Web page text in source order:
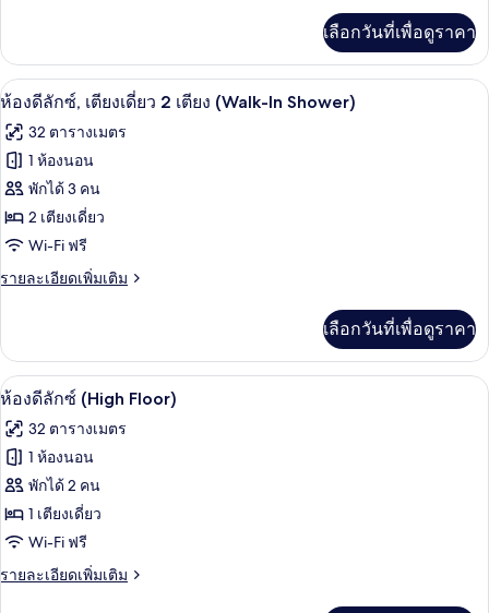
เตียง
เดี่ยว
2
เตียง
เกี่ยว
กับ
ห้อง
ลัก
ซ์,
เดี่ยว
2
เตียง
เลือกวันที่เพื่อดูราคา
เปิด
ภาพถ่าย
ทั้งหมด
ของ
ห้อง
ดี
ลัก
เตียง
เดี่ยว
2
เตียง
(Walk-
In
Shower)
ห้องดีลักซ์, เตียงเดี่ยว 2 เตียง
6
ห้องดีลักซ์, เตียงเดี่ยว 2 เตียง (Walk-In Shower)
32 ตารางเมตร
1 ห้องนอน
พักได้ 3 คน
2 เตียงเดี่ยว
Wi-Fi ฟรี
รายละเอียดเพิ่มเติม
ราย
เกี่ยว
กับ
ห้อง
ลัก
ซ์,
เดี่ยว
2
เตียง
(Walk-
In
เลือกวันที่เพื่อดูราคา
เปิด
ภาพถ่าย
ทั้งหมด
ของ
ห้อง
ดี
ลัก
เครื่องนอนระดับพรีเมียม, ผ้านวมขนเ
7
ห้องดีลักซ์ (High Floor)
32 ตารางเมตร
1 ห้องนอน
พักได้ 2 คน
1 เตียงเดี่ยว
Wi-Fi ฟรี
รายละเอียดเพิ่มเติม
ราย